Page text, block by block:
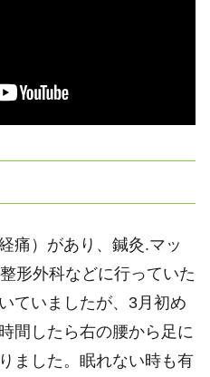
痛）があり、鍼灸.マッ
形外科などに行っていた
ていましたが、3月初め
間したら右の腰から足に
ました。眠れない時も有